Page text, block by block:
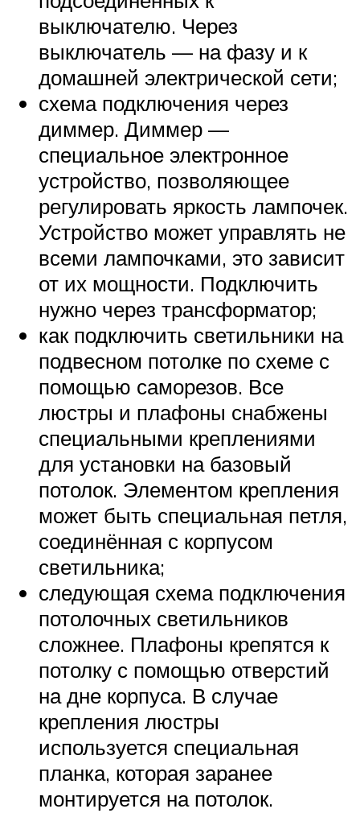
выключателю. Через
выключатель — на фазу и к
домашней электрической сети;
схема подключения через
диммер. Диммер —
специальное электронное
устройство, позволяющее
регулировать яркость лампочек.
Устройство может управлять не
всеми лампочками, это зависит
от их мощности. Подключить
нужно через трансформатор;
как подключить светильники на
подвесном потолке по схеме с
помощью саморезов. Все
люстры и плафоны снабжены
специальными креплениями
для установки на базовый
потолок. Элементом крепления
может быть специальная петля,
соединённая с корпусом
светильника;
следующая схема подключения
потолочных светильников
сложнее. Плафоны крепятся к
потолку с помощью отверстий
на дне корпуса. В случае
крепления люстры
используется специальная
планка, которая заранее
монтируется на потолок.